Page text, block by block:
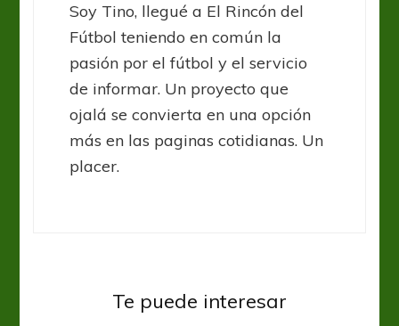
Soy Tino, llegué a El Rincón del
Fútbol teniendo en común la
pasión por el fútbol y el servicio
de informar. Un proyecto que
ojalá se convierta en una opción
más en las paginas cotidianas. Un
placer.
Te puede interesar